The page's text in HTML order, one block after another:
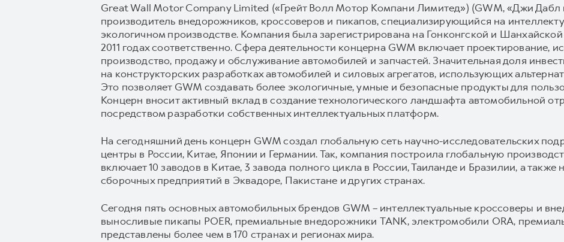
Great Wall Motor Company Limited («Грейт Волл Мотор Компани Лимитед») (GWM, «Джи
производитель внедорожников, кроссоверов и пикапов, специализирующийся на
экологичном производстве. Компания была зарегистрирована на Гонконгской и
2011 годах соответственно. Сфера деятельности концерна GWM включает проектирование,
производство, продажу и обслуживание автомобилей и запчастей. Значительная доля
на конструкторских разработках автомобилей и силовых агрегатов, использующих
Это позволяет GWM создавать более экологичные, умные и безопасные продукты для
Концерн вносит активный вклад в создание технологического ландшафта автомобильной
посредством разработки собственных интеллектуальных платформ.
На сегодняшний день концерн GWM создал глобальную сеть научно-исследовательских
центры в России, Китае, Японии и Германии. Так, компания построила глобальную
включает 10 заводов в Китае, 3 завода полного цикла в России, Таиланде и Бразилии, а также
сборочных предприятий в Эквадоре, Пакистане и других странах.
Сегодня пять основных автомобильных брендов GWM – интеллектуальные кроссоверы и
выносливые пикапы POER, премиальные внедорожники TANK, электромобили ORA,
представлены более чем в 170 странах и регионах мира.